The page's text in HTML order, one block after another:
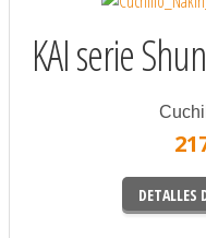
KAI serie
DETALLES